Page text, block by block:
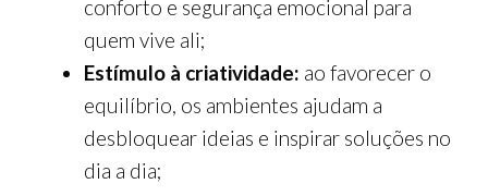
conforto e segurança emocional para
quem vive ali;
Estímulo à criatividade: ao favorecer o
equilíbrio, os ambientes ajudam a
desbloquear ideias e inspirar soluções no
dia a dia;